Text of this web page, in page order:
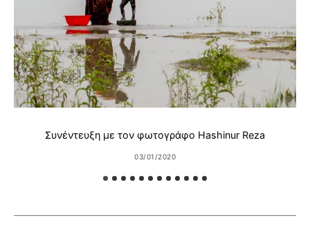
Συνέντευξη με τον φωτογράφο Hashinur Reza
03/01/2020